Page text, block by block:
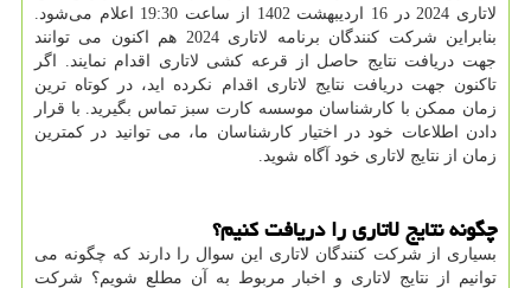
لاتاری 2024 در 16 اردیبهشت 1402 از ساعت 19:30 اعلام می‌شود.
بنابراین شرکت کنندگان برنامه لاتاری 2024 هم اکنون می توانند
جهت دریافت نتایج حاصل از قرعه کشی لاتاری اقدام نمایند. اگر
تاکنون جهت دریافت نتایج لاتاری اقدام نکرده اید، در کوتاه ترین
زمان ممکن با کارشناسان موسسه کارت سبز تماس بگیرید. با قرار
دادن اطلاعات خود در اختیار کارشناسان ما، می توانید در کمترین
زمان از نتایج لاتاری خود آگاه شوید.
چگونه نتایج لاتاری را دریافت کنیم؟
بسیاری از شرکت کنندگان لاتاری این سوال را دارند که چگونه می
توانیم از نتایج لاتاری و اخبار مربوط به آن مطلع شویم؟ شرکت